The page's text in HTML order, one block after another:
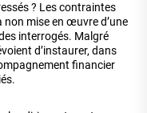
? Les contraintes
mise en œuvre d’une
interrogés. Malgré
d’instaurer, dans
financier